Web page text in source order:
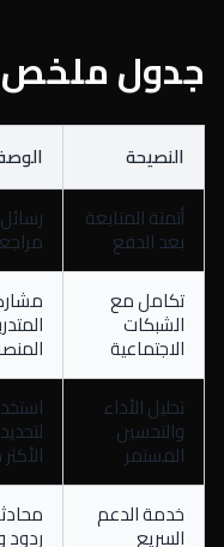
جدول ملخص
النصيحة
أتمتة المتابعة
بعد الدفع
تكامل مع
الشبكات
الاجتماعية
تحليل الأداء
والتحسين
المستمر
خدمة الدعم
السريع ردود